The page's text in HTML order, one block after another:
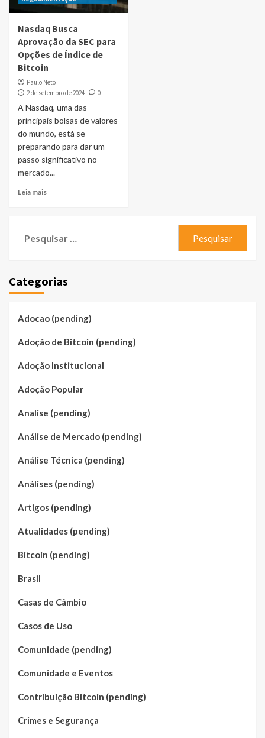
Nasdaq Busca
Aprovação da SEC para
Opções de Índice de
Bitcoin
Paulo Neto
2 de setembro de 2024
0
A Nasdaq, uma das
principais bolsas de valores
do mundo, está se
preparando para dar um
passo significativo no
mercado...
Leia mais
Categorias
Adocao (pending)
Adoção de Bitcoin (pending)
Adoção Institucional
Adoção Popular
Analise (pending)
Análise de Mercado (pending)
Análise Técnica (pending)
Análises (pending)
Artigos (pending)
Atualidades (pending)
Bitcoin (pending)
Brasil
Casas de Câmbio
Casos de Uso
Comunidade (pending)
Comunidade e Eventos
Contribuição Bitcoin (pending)
Crimes e Segurança